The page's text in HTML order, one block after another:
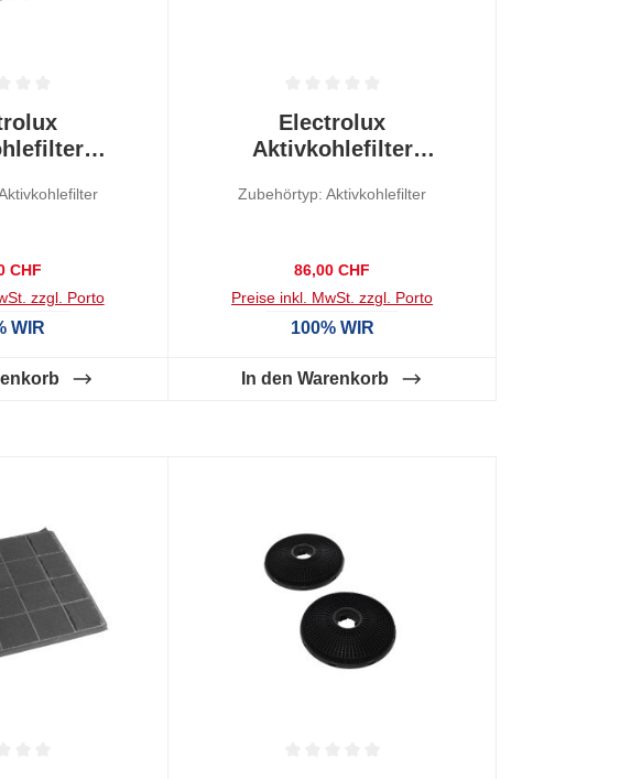
Bewertung von 0 von 5 Sternen
Preis:
CHF
zzgl. Porto
WIR
Durchschnittliche Bewertung von 0 von 5 Sternen
Electrolux
Aktivkohlefilter
Zubehörtyp: Aktivkohlefilter
Regulärer Preis:
86,00 CHF
Preise inkl. MwSt. zzgl. Porto
100% WIR
In den Warenkorb